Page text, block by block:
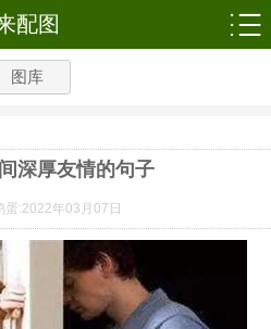
配图
图库
深厚友情的句子
蛋:2022年03月07日